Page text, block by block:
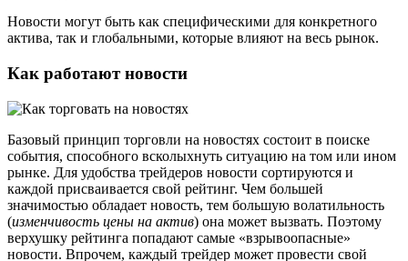
Новости могут быть как специфическими для конкретного
актива, так и глобальными, которые влияют на весь рынок.
Как работают новости
Базовый принцип торговли на новостях состоит в поиске
события, способного всколыхнуть ситуацию на том или ином
рынке. Для удобства трейдеров новости сортируются и
каждой присваивается свой рейтинг. Чем большей
значимостью обладает новость, тем большую волатильность
(изменчивость цены на актив) она может вызвать. Поэтому
верхушку рейтинга попадают самые «взрывоопасные»
новости. Впрочем, каждый трейдер может провести свой